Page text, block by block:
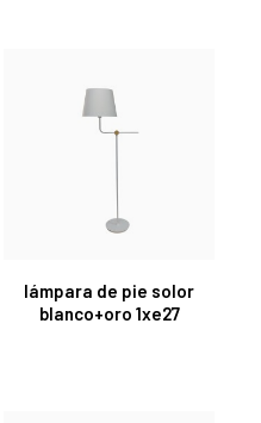
lámpara de pie solor
blanco+oro 1xe27